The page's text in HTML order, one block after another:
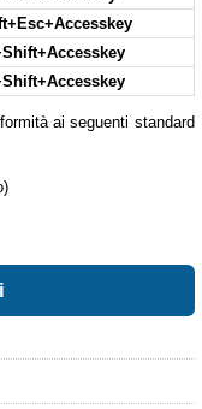
ai seguenti standard